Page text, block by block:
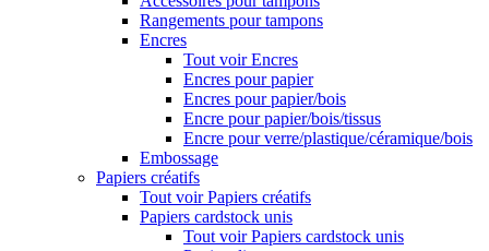
Rangements pour tampons
Encres
Tout voir Encres
Encres pour papier
Encres pour papier/bois
Encre pour papier/bois/tissus
Encre pour verre/plastique/céramique/bois
Embossage
Papiers créatifs
Tout voir Papiers créatifs
Papiers cardstock unis
Tout voir Papiers cardstock unis